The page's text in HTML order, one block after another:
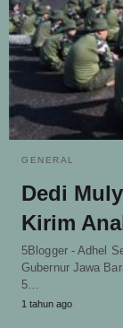
GENERAL
Dedi
Kirim
5Blogger - Adhel
Gubernur Jawa
5…
1 tahun ago